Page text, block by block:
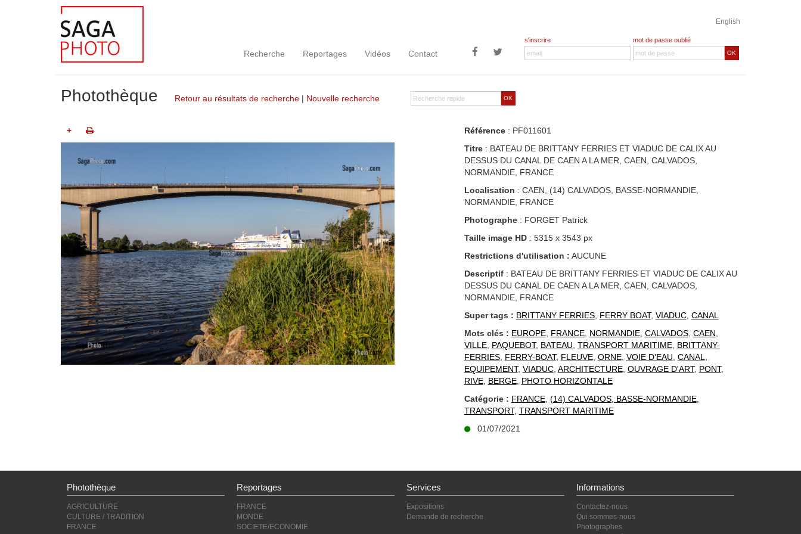
English
Recherche Reportages Vidéos Contact
s'inscrire mot de passe oublié
OK
OK
Photothèque Retour au résultats de recherche | Nouvelle recherche
+ Référence: PF011601
Titre: BATEAU DE BRITTANY FERRIES ET VIADUC DE CALIX AU
DESSUS DU CANAL DE CAEN A LA MER, CAEN, CALVADOS,
NORMANDIE, FRANCE
Localisation : CAEN, (14) CALVADOS, BASSE-NORMANDIE,
NORMANDIE, FRANCE
Photographe: FORGET Patrick
Taille image HD: 5315 x 3543 px
Restrictions d'utilisation : AUCUNE
Descriptif: BATEAU DE BRITTANY FERRIES ET VIADUC DE CALIX AU
DESSUS DU CANAL DE CAEN A LA MER, CAEN, CALVADOS,
NORMANDIE, FRANCE
Super tags : BRITTANY FERRIES, FERRY BOAT, VIADUC, CANAL
Mots clés : EUROPE, FRANCE, NORMANDIE, CALVADOS, CAEN
VILLE, PAQUEBOT, BATEAU TRANSPORT MARITIME, BRITTANY-
FERRIES, FERRY-BOAT, FLEUVE, ORNE, VOIE D'EAU CANAL
EQUIPEMENT, VIADUC, ARCHITECTURE, OUVRAGE D'ART, PONT,
RIVE, BERGE, PHOTO HORIZONTALE
Catégorie : FRANCE, (14) CALVADOS, BASSE-NORMANDIE,
TRANSPORT, TRANSPORT MARITIME
01/07/2021
Photothèque
AGRICULTURE
CULTURE / TRADITION
FRANCE
Reportages
FRANCE
MONDE
SOCIETE/ECONOMIE
Services
Expositions
Demande de recherche
Informations
Contactez-nous
Qui sommes-nous
Photographes